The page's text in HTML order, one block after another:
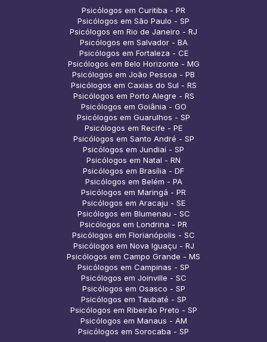
Psicólogos em Curitiba - PR
Psicólogos em São Paulo - SP
Psicólogos em Rio de Janeiro - RJ
Psicólogos em Salvador - BA
Psicólogos em Fortaleza - CE
Psicólogos em Belo Horizonte - MG
Psicólogos em João Pessoa - PB
Psicólogos em Caxias do Sul - RS
Psicólogos em Porto Alegre - RS
Psicólogos em Goiânia - GO
Psicólogos em Guarulhos - SP
Psicólogos em Recife - PE
Psicólogos em Santo André - SP
Psicólogos em Jundiaí - SP
Psicólogos em Natal - RN
Psicólogos em Brasília - DF
Psicólogos em Belém - PA
Psicólogos em Maringá - PR
Psicólogos em Aracaju - SE
Psicólogos em Blumenau - SC
Psicólogos em Londrina - PR
Psicólogos em Florianópolis - SC
Psicólogos em Nova Iguaçu - RJ
Psicólogos em Campo Grande - MS
Psicólogos em Campinas - SP
Psicólogos em Joinville - SC
Psicólogos em Osasco - SP
Psicólogos em Taubaté - SP
Psicólogos em Ribeirão Preto - SP
Psicólogos em Manaus - AM
Psicólogos em Sorocaba - SP